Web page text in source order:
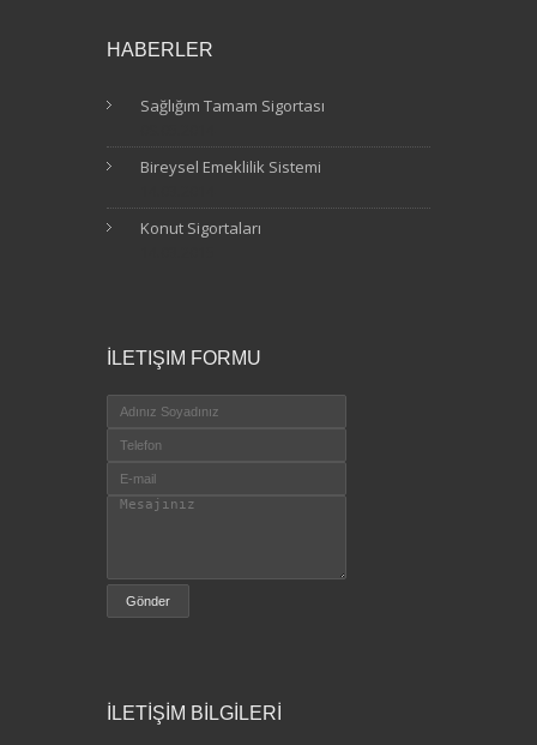
HABERLER
Sağlığım Tamam Sigortası
Bireysel Emeklilik Sistemi
Konut Sigortaları
İLETIŞIM FORMU
İLETİŞİM BİLGİLERİ